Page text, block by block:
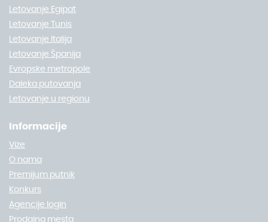
Letovanje Egipat
Letovanje Tunis
Letovanje Italija
Letovanje Španija
Evropske metropole
Daleka putovanja
Letovanje u regionu
Informacije
Vize
O nama
Premijum putnik
Konkurs
Agencije login
Prodajna mesta